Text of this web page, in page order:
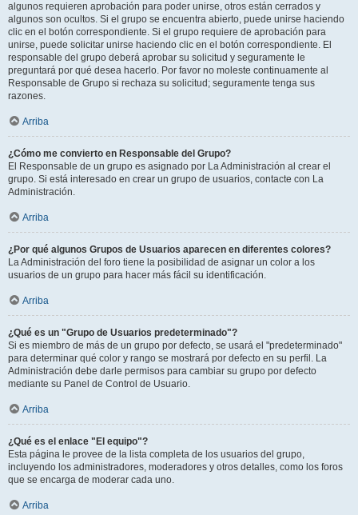
algunos requieren aprobación para poder unirse, otros están cerrados y
algunos son ocultos. Si el grupo se encuentra abierto, puede unirse haciendo
clic en el botón correspondiente. Si el grupo requiere de aprobación para
unirse, puede solicitar unirse haciendo clic en el botón correspondiente. El
responsable del grupo deberá aprobar su solicitud y seguramente le
preguntará por qué desea hacerlo. Por favor no moleste continuamente al
Responsable de Grupo si rechaza su solicitud; seguramente tenga sus
razones.
Arriba
¿Cómo me convierto en Responsable del Grupo?
El Responsable de un grupo es asignado por La Administración al crear el
grupo. Si está interesado en crear un grupo de usuarios, contacte con La
Administración.
Arriba
¿Por qué algunos Grupos de Usuarios aparecen en diferentes colores?
La Administración del foro tiene la posibilidad de asignar un color a los
usuarios de un grupo para hacer más fácil su identificación.
Arriba
¿Qué es un "Grupo de Usuarios predeterminado"?
Si es miembro de más de un grupo por defecto, se usará el "predeterminado"
para determinar qué color y rango se mostrará por defecto en su perfil. La
Administración debe darle permisos para cambiar su grupo por defecto
mediante su Panel de Control de Usuario.
Arriba
¿Qué es el enlace "El equipo"?
Esta página le provee de la lista completa de los usuarios del grupo,
incluyendo los administradores, moderadores y otros detalles, como los foros
que se encarga de moderar cada uno.
Arriba